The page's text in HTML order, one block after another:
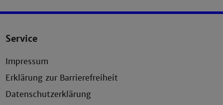
Service
Impressum
Erklärung zur Barrierefreiheit
Datenschutzerklärung